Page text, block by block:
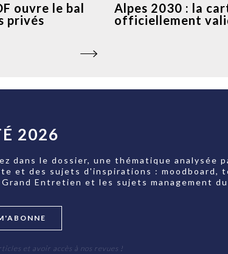
ouvre le bal
privés
Alpes 2030 : la
officiellement
2026
dans le dossier, une thématique analysée
et des sujets d'inspirations : moodboard,
Entretien et les sujets management
et avoir accès à nos revues !